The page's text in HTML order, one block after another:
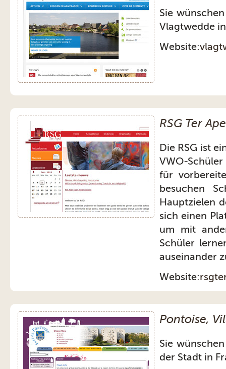
Sie
Vlagtwedde
Website:
RSG Ter
Die RSG ist
VWO-
für
besuchen
Hauptzielen
sich einen
um mit
Schüler
auseinander
Website:
Pontoise,
Sie
der Stadt in